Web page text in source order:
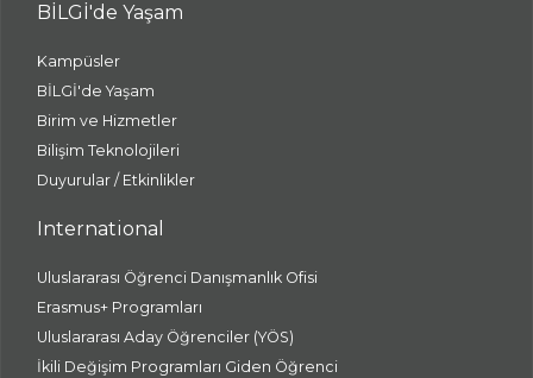
BİLGİ'de Yaşam
Kampüsler
BİLGİ'de Yaşam
Birim ve Hizmetler
Bilişim Teknolojileri
Duyurular / Etkinlikler
International
Uluslararası Öğrenci Danışmanlık Ofisi
Erasmus+ Programları
Uluslararası Aday Öğrenciler (YÖS)
İkili Değişim Programları Giden Öğrenci